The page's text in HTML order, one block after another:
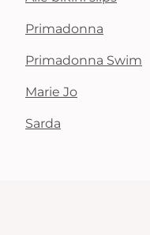
Primadonna
Primadonna Swim
Marie Jo
Sarda